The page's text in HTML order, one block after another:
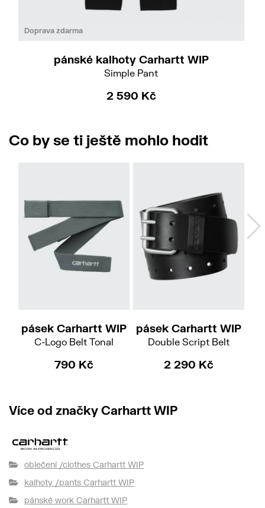
Doprava zdarma
pánské kalhoty Carhartt WIP
Simple Pant
2 590 Kč
Co by se ti ještě mohlo hodit
pásek Carhartt WIP
C-Logo Belt Tonal
790 Kč
pásek Carhartt WIP
Double Script Belt
2 290 Kč
Více od značky Carhartt WIP
oblečení /clothes Carhartt WIP
kalhoty /pants Carhartt WIP
pánské work Carhartt WIP